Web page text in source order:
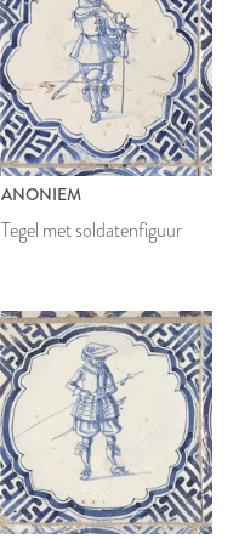
ANONIEM
Tegel met soldatenfiguur